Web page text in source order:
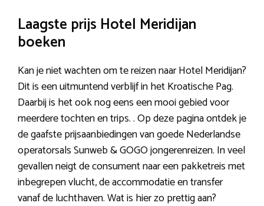
Laagste prijs Hotel Meridijan
boeken
Kan je niet wachten om te reizen naar Hotel Meridijan?
Dit is een uitmuntend verblijf in het Kroatische Pag.
Daarbij is het ook nog eens een mooi gebied voor
meerdere tochten en trips. . Op deze pagina ontdek je
de gaafste prijsaanbiedingen van goede Nederlandse
operatorsals Sunweb & GOGO jongerenreizen. In veel
gevallen neigt de consument naar een pakketreis met
inbegrepen vlucht, de accommodatie en transfer
vanaf de luchthaven. Wat is hier zo prettig aan?